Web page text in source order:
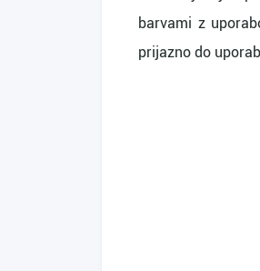
barvami z
prijazno do